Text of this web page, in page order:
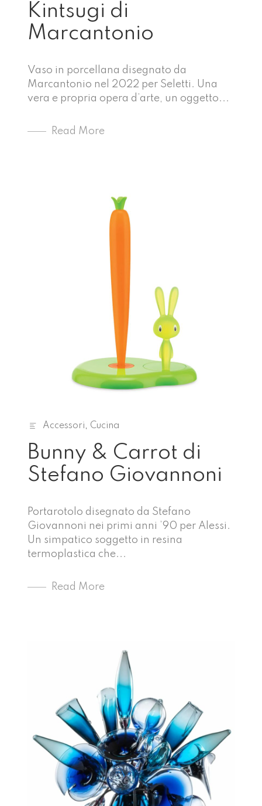
Kintsugi di
Marcantonio
Vaso in porcellana disegnato da
Marcantonio nel 2022 per Seletti. Una
vera e propria opera d’arte, un oggetto...
Read More
Accessori, Cucina
Bunny & Carrot di
Stefano Giovannoni
Portarotolo disegnato da Stefano
Giovannoni nei primi anni ’90 per Alessi.
Un simpatico soggetto in resina
termoplastica che...
Read More